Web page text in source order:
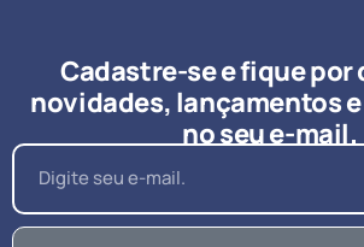
Cadastre-se e fique por
novidades, lançamentos
no seu e-mail.